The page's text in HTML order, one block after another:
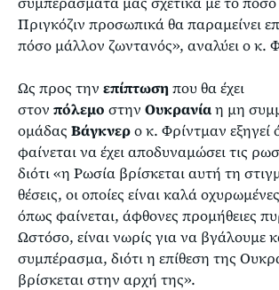
Πριγκόζιν προσωπικά θα παραμείνει
πόσο μάλλον ζωντανός», αναλύει ο κ.
Ως προς την επίπτωσηπου θα έχει
στον πόλεμο στην Ουκρανίαη μη
ομάδας Βάγκνερο κ. Φρίντμαν εξηγεί
φαίνεται να έχει αποδυναμώσει τις
διότι «η Ρωσία βρίσκεται αυτή τη
θέσεις, οι οποίες είναι καλά
όπως φαίνεται, άφθονες προμήθειες
Ωστόσο, είναι νωρίς για να βγάλουμε
συμπέρασμα, διότι η επίθεση της
βρίσκεται στην αρχή της».